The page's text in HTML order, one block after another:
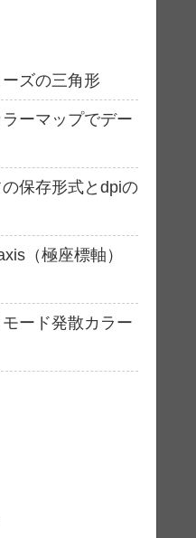
ズの三角形
ーマップでデー
保存形式とdpiの
（極座標軸）
ード発散カラー